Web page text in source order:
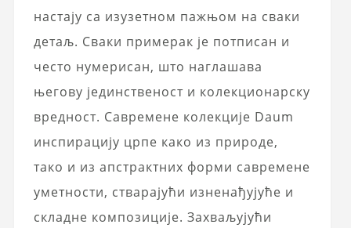
настају са изузетном пажњом на сваки
детаљ. Сваки примерак је потписан и
често нумерисан, што наглашава
његову јединственост и колекционарску
вредност. Савремене колекције Daum
инспирацију црпе како из природе,
тако и из апстрактних форми савремене
уметности, стварајући изненађујуће и
складне композиције. Захваљујући